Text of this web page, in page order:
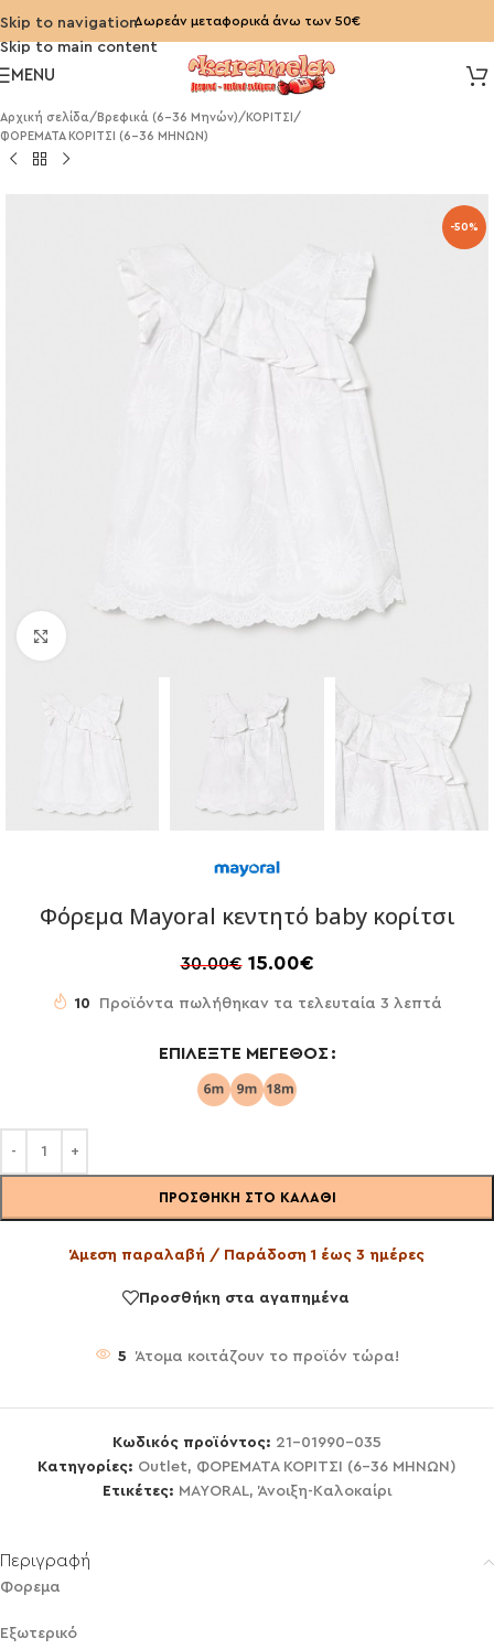
Skip to navigation
Skip to main content
Δωρεάν μεταφορικά άνω των 50€
MENU
Αρχική σελίδα/ Βρεφικά (6-36 Μηνών)/ ΚΟΡΙΤΣΙ /
ΦΟΡΕΜΑΤΑ ΚΟΡΙΤΣΙ (6-36 ΜΗΝΩΝ)
-50%
Φόρεμα Mayoral κεντητό baby κορίτσι
30.00€ 15.00€
10 Προϊόντα πωλήθηκαν τα τελευταία 3 λεπτά
ΕΠΙΛΈΞΤΕ ΜΈΓΕΘΟΣ
ΠΡΟΣΘΉΚΗ ΣΤΟ ΚΑΛΆΘΙ
Άμεση παραλαβή / Παράδοση 1 έως 3 ημέρες
Προσθήκη στα αγαπημένα
5 Άτομα κοιτάζουν το προϊόν τώρα!
Κωδικός προϊόντος: 21-01990-035
Κατηγορίες: Outlet, ΦΟΡΕΜΑΤΑ ΚΟΡΙΤΣΙ (6-36 ΜΗΝΩΝ)
Ετικέτες: MAYORAL, Άνοιξη-Καλοκαίρι
Περιγραφή
Φορεμα
Εξωτερικό